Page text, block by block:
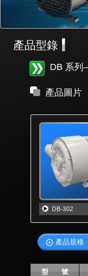
產品型錄
DB 系列
產品圖片
DB-302
產品規格
型 號